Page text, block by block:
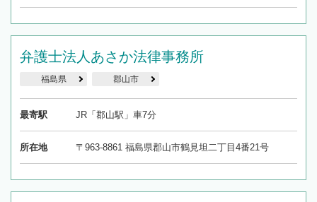
弁護士法人あさか法律事務所
福島県 郡山市
最寄駅 JR「郡山駅」車7分
所在地 〒963-8861 福島県郡山市鶴見坦二丁目4番21号